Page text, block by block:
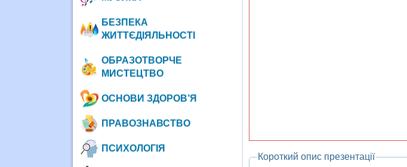
Короткий опис презентації
БЕЗПЕКА
ЖИТТЄДІЯЛЬНОСТІ
ОБРАЗОТВОРЧЕ
МИСТЕЦТВО
ОСНОВИ ЗДОРОВ’Я
ПРАВОЗНАВСТВО
ПСИХОЛОГІЯ